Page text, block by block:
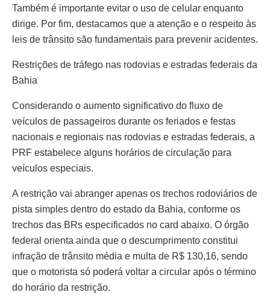
Também é importante evitar o uso de celular enquanto
dirige. Por fim, destacamos que a atenção e o respeito às
leis de trânsito são fundamentais para prevenir acidentes.
Restrições de tráfego nas rodovias e estradas federais da
Bahia
Considerando o aumento significativo do fluxo de
veículos de passageiros durante os feriados e festas
nacionais e regionais nas rodovias e estradas federais, a
PRF estabelece alguns horários de circulação para
veículos especiais.
A restrição vai abranger apenas os trechos rodoviários de
pista simples dentro do estado da Bahia, conforme os
trechos das BRs especificados no card abaixo. O órgão
federal orienta ainda que o descumprimento constitui
infração de trânsito média e multa de R$ 130,16, sendo
que o motorista só poderá voltar a circular após o término
do horário da restrição.